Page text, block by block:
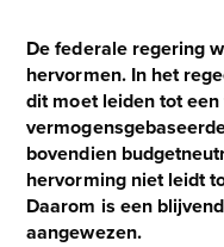
De federale regering
hervormen. In het
dit moet leiden tot
bovendien
hervorming niet leidt
Daarom is een
aangewezen.